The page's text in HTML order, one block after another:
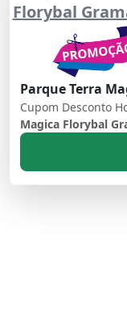
Florybal
Parque Terra
Cupom Desconto
Magica Florybal